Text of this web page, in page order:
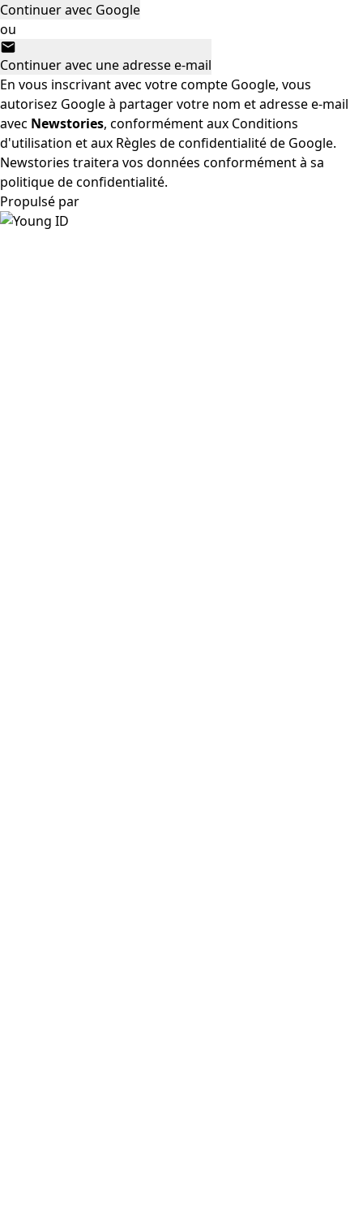
Continuer avec Google
ou
Continuer avec une adresse e-mail
En vous inscrivant avec votre compte Google, vous
autorisez Google à partager votre nom et adresse e-mail
avec Newstories, conformément aux Conditions
d'utilisation et aux Règles de confidentialitéde Google.
Newstories traitera vos données conformément à sa
politique de confidentialité.
Propulsé par